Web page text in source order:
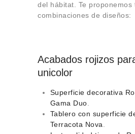
del hábitat. Te proponemos
combinaciones de diseños:
Acabados rojizos
unicolor
Superficie decorativa
Gama Duo.
Tablero con superficie
Terracota Nova.